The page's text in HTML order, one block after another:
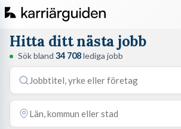
Hitta ditt nästa jobb
Sök bland 34 708lediga jobb